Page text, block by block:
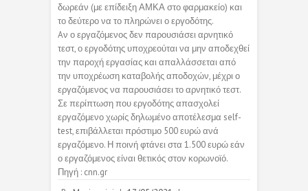
δωρεάν (με επίδειξη ΑΜΚΑ στο φαρμακείο) και
το δεύτερο να το πληρώνει ο εργοδότης.
Aν ο εργαζόμενος δεν παρουσιάσει αρνητικό
τεστ, ο εργοδότης υποχρεούται να μην αποδεχθεί
την παροχή εργασίας και απαλλάσσεται από
την υποχρέωση καταβολής αποδοχών, μέχρι ο
εργαζόμενος να παρουσιάσει το αρνητικό τεστ.
Σε περίπτωση που εργοδότης απασχολεί
εργαζόμενο χωρίς δηλωμένο αποτέλεσμα self-
test, επιβάλλεται πρόστιμο 500 ευρώ ανά
εργαζόμενο. Η ποινή φτάνει στα 1.500 ευρώ εάν
ο εργαζόμενος είναι θετικός στον κορωνοϊό.
Πηγή : cnn.gr